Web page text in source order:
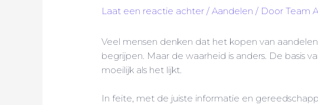
Laat een reactie achter /Aandelen / DoorTeam
Veel mensen denken dat het kopen van
begrijpen. Maar de waarheid is anders. De basis
moeilijk als het lijkt.
In feite, met de juiste informatie en